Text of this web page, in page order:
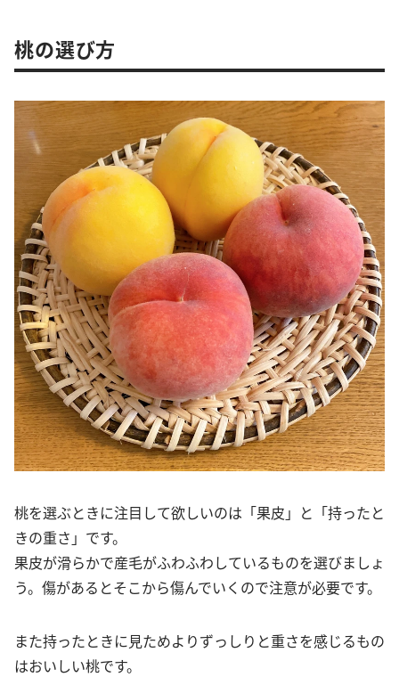
桃の選び方
桃を選ぶときに注目して欲しいのは「果皮」と「持ったと
きの重さ」です。
果皮が滑らかで産毛がふわふわしているものを選びましょ
う。傷があるとそこから傷んでいくので注意が必要です。
また持ったときに見ためよりずっしりと重さを感じるもの
はおいしい桃です。